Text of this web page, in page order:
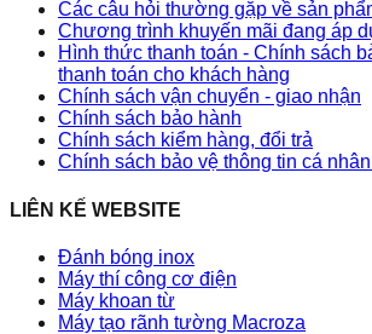
Các câu hỏi thường gặp về sản
Chương trình khuyến mãi đang áp
Hình thức thanh toán - Chính sách
thanh toán cho khách hàng
Chính sách vận chuyển - giao nhận
Chính sách bảo hành
Chính sách kiểm hàng, đổi trả
Chính sách bảo vệ thông tin cá
LIÊN KẾ WEBSITE
Đánh bóng inox
Máy thí công cơ điện
Máy khoan từ
Máy tạo rãnh tường Macroza